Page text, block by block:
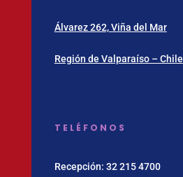
Álvarez 262, Viña del Mar
Región de Valparaíso – Chile
TELÉFONOS
Recepción: 32 215 4700